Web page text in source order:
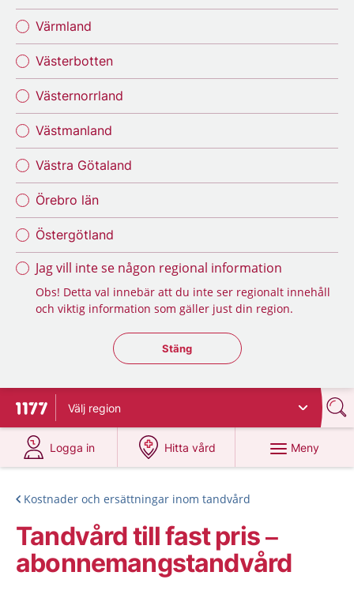
Värmland
Västerbotten
Västernorrland
Västmanland
Västra Götaland
Örebro län
Östergötland
Jag vill inte se någon regional information
Obs! Detta val innebär att du inte ser regionalt innehåll
och viktig information som gäller just din region.
Stäng regionsväljaren
Stäng
Till startsidan för 1177
Välj region
Logga in
på 1177.se
Hitta vård
på 1177.se
Meny
Kostnader och ersättningar inom tandvård
Tandvård till fast pris –
abonnemangstandvård